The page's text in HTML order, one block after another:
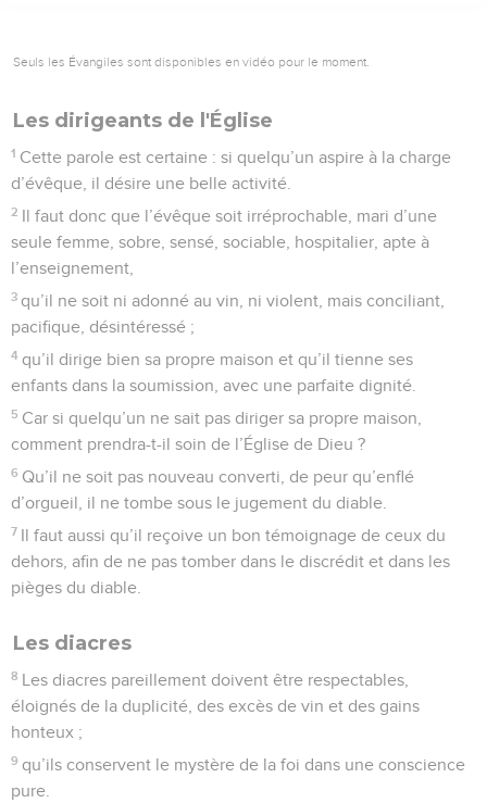
Seuls les Évangiles sont disponibles en vidéo pour le moment.
Les dirigeants de l'Église
1 Cette parole est certaine : si quelqu’un aspire à la charge
d’évêque, il désire une belle activité.
2 Il faut donc que l’évêque soit irréprochable, mari d’une
seule femme, sobre, sensé, sociable, hospitalier, apte à
l’enseignement,
3 qu’il ne soit ni adonné au vin, ni violent, mais conciliant,
pacifique, désintéressé ;
4 qu’il dirige bien sa propre maison et qu’il tienne ses
enfants dans la soumission, avec une parfaite dignité.
5 Car si quelqu’un ne sait pas diriger sa propre maison,
comment prendra-t-il soin de l’Église de Dieu ?
6 Qu’il ne soit pas nouveau converti, de peur qu’enflé
d’orgueil, il ne tombe sous le jugement du diable.
7 Il faut aussi qu’il reçoive un bon témoignage de ceux du
dehors, afin de ne pas tomber dans le discrédit et dans les
pièges du diable.
Les diacres
8 Les diacres pareillement doivent être respectables,
éloignés de la duplicité, des excès de vin et des gains
honteux ;
9 qu’ils conservent le mystère de la foi dans une conscience
pure.